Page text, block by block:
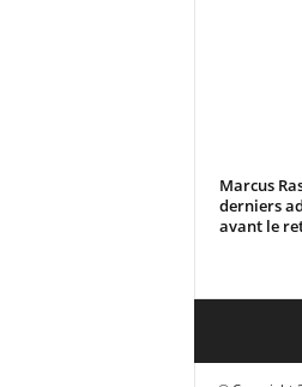
Marcus
derniers
avant le